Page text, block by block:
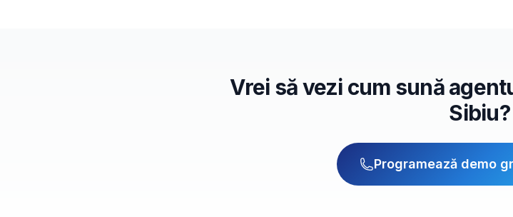
Vrei să vezi cum sună
Sibiu?
Programează demo